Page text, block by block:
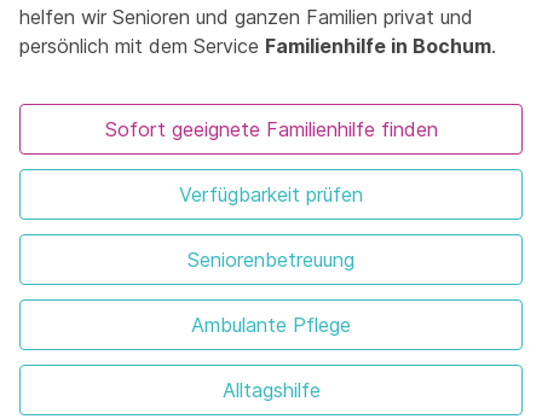
helfen wir Senioren und ganzen Familien privat und
persönlich mit dem Service Familienhilfe in Bochum.
Sofort geeignete Familienhilfe finden
Verfügbarkeit prüfen
Seniorenbetreuung
Ambulante Pflege
Alltagshilfe